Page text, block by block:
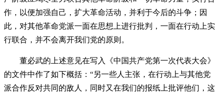
作，以便加强自己，扩大革命活动，并利于今后的斗争；因
此，对其他革命党派一面在思想上进行批判，一面在行动上实
行联合，并不会离开我们党的原则。
董必武的上述意见在写入《中国共产党第一次代表大会》
的文件中作了如下概括：“另一些人主张，在行动上与其他党
派合作反对共同的敌人，同时又在我们的报纸上批评他们，这